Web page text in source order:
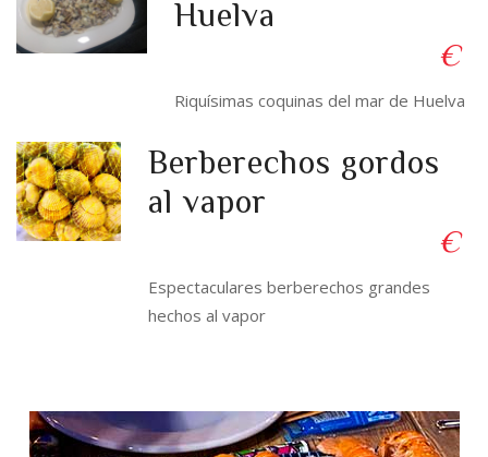
Huelva
€
Riquísimas coquinas del mar de Huelva
Berberechos gordos
al vapor
€
Espectaculares berberechos grandes
hechos al vapor